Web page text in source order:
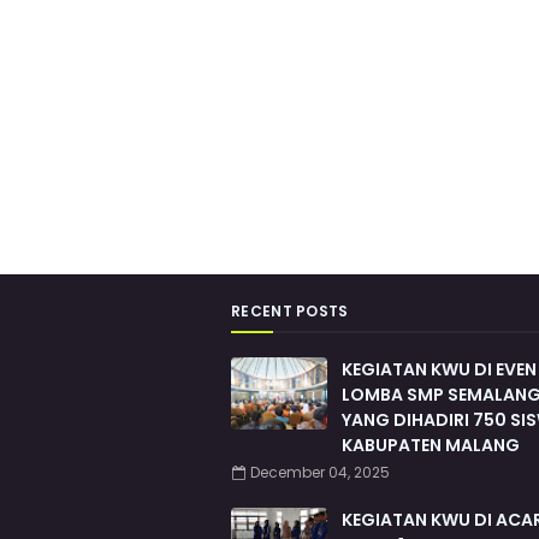
RECENT POSTS
KEGIATAN KWU DI EVEN
LOMBA SMP
YANG DIHADIRI 750
KABUPATEN MALANG
December 04, 2025
KEGIATAN KWU DI